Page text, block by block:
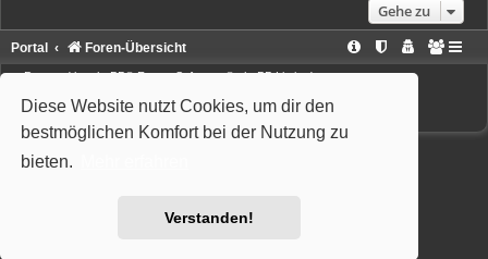
Diese Website nutzt Cookies, um dir den
bestmöglichen Komfort bei der Nutzung zu
bieten.
Verstanden!
Gehe zu
Portal Foren-Übersicht
Powered byphpBB® Forum Software © phpBB Limited
Style: Wiuma | based on Carbon by Joyce&LunaphpBB-Style-Design